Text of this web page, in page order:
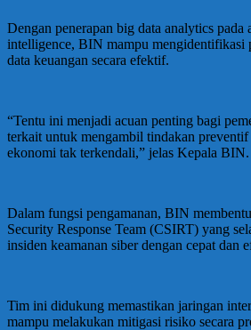
Dengan penerapan big data analytics pada
intelligence, BIN mampu mengidentifikasi
data keuangan secara efektif.
“Tentu ini menjadi acuan penting bagi
terkait untuk mengambil tindakan preventif
ekonomi tak terkendali,” jelas Kepala BIN.
Dalam fungsi pengamanan, BIN
Security Response Team (CSIRT) yang
insiden keamanan siber dengan cepat dan
Tim ini didukung memastikan jaringan
mampu melakukan mitigasi risiko secara